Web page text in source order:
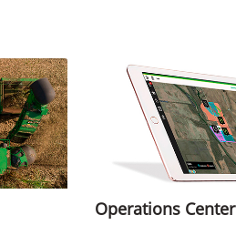
Operations Center